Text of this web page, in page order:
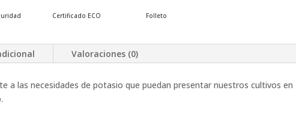
Certificado ECO Folleto
Valoraciones (0)
a las necesidades de potasio que puedan presentar nuestros cultivos en